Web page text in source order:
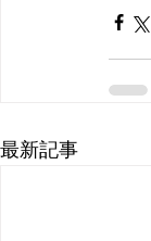
最新記事